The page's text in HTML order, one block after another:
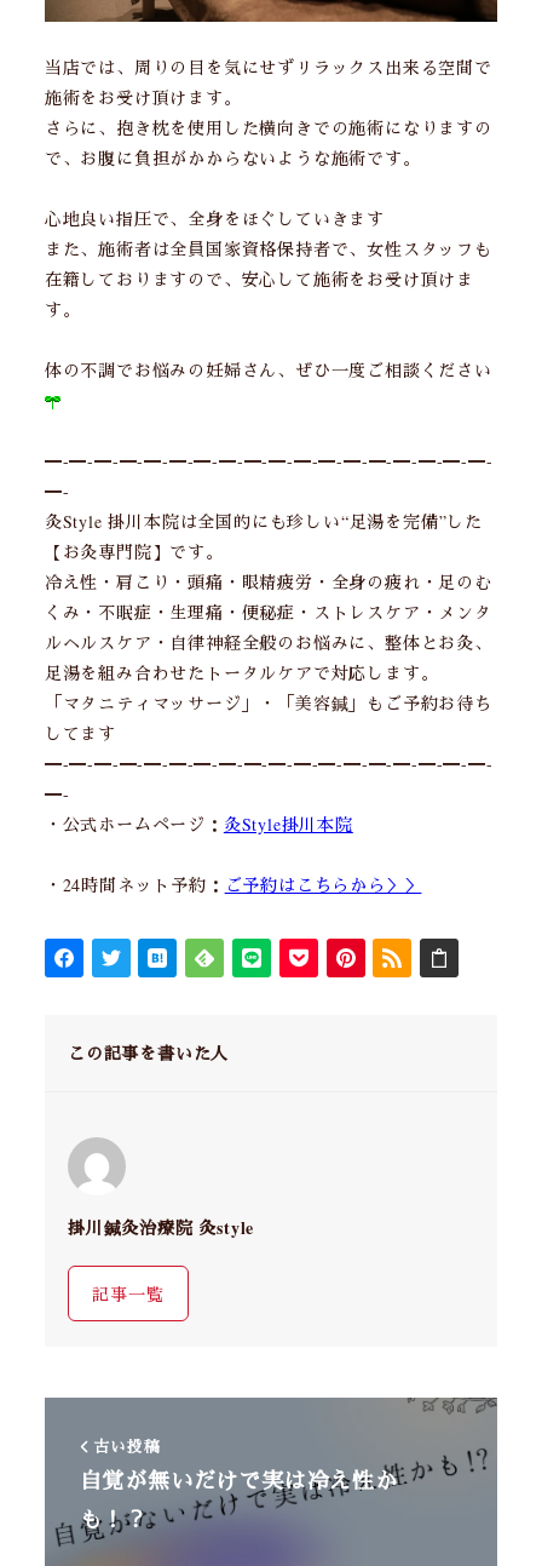
当店では、周りの目を気にせずリラックス出来る空間で
施術をお受け頂けます。
さらに、抱き枕を使用した横向きでの施術になりますの
で、お腹に負担がかからないような施術です。
心地良い指圧で、全身をほぐしていきます
また、施術者は全員国家資格保持者で、女性スタッフも
在籍しておりますので、安心して施術をお受け頂けま
す。
体の不調でお悩みの妊婦さん、ぜひ一度ご相談ください
━-━-━-━-━-━-━-━-━-━-━-━-━-━-━-━-━-━-
━-
灸Style 掛川本院は全国的にも珍しい“足湯を完備”した
【お灸専門院】です。
冷え性・肩こり・頭痛・眼精疲労・全身の疲れ・足のむ
くみ・不眠症・生理痛・便秘症・ストレスケア・メンタ
ルヘルスケア・自律神経全般のお悩みに、整体とお灸、
足湯を組み合わせたトータルケアで対応します。
「マタニティマッサージ」・「美容鍼」もご予約お待ち
してます
━-━-━-━-━-━-━-━-━-━-━-━-━-━-━-━-━-━-
━-
・公式ホームページ： 灸Style掛川本院
・24時間ネット予約： ご予約はこちらから＞＞
この記事を書いた人
掛川鍼灸治療院 灸style
記事一覧
古い投稿
自覚が無いだけで実は冷え性か
も！？